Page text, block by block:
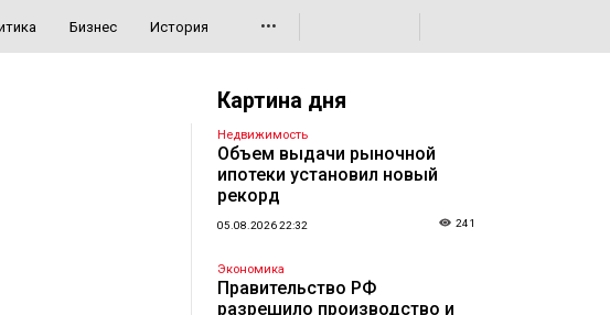
Бизнес История •••
Картина дня
Недвижимость
Объем выдачи рыночной
ипотеки установил новый
рекорд
05.08.2026 22:32 241
Экономика
Правительство РФ
разрешило производство и